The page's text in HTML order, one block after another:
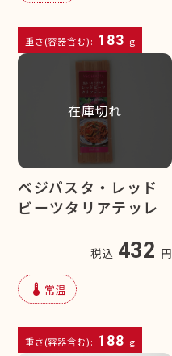
重さ(容器含む): 183 g
在庫切れ
ベジパスタ・レッド
ビーツタリアテッレ
税込 432 円
device_thermostat 常温
重さ(容器含む): 188 g